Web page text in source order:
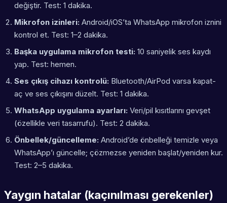
değiştir. Test: 1 dakika.
Mikrofon izinleri: Android/iOS’ta WhatsApp mikrofon iznini
kontrol et. Test: 1–2 dakika.
Başka uygulama mikrofon testi: 10 saniyelik ses kaydı
yap. Test: hemen.
Ses çıkış cihazı kontrolü: Bluetooth/AirPod varsa kapat-
aç ve ses çıkışını düzelt. Test: 1 dakika.
WhatsApp uygulama ayarları: Veri/pil kısıtlarını gevşet
(özellikle veri tasarrufu). Test: 2 dakika.
Önbellek/güncelleme: Android’de önbelleği temizle veya
WhatsApp’ı güncelle; çözmezse yeniden başlat/yeniden kur.
Test: 2–5 dakika.
Yaygın hatalar (kaçınılması gerekenler)